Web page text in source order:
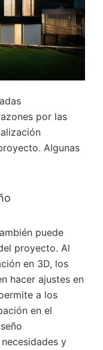
por las
Algunas
puede
proyecto. Al
en 3D, los
hacer ajustes en
a los
en el
y